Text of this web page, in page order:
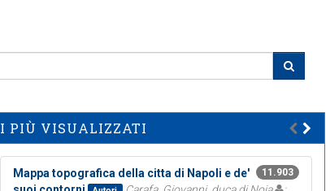
I PIÙ VISUALIZZATI
11.903
Mappa topografica della citta di Napoli e de'